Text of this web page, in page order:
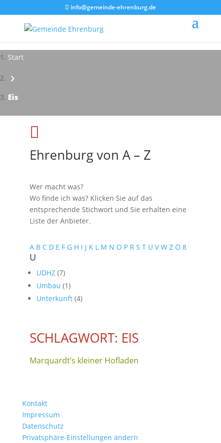
info@gemeinde-ehrenburg.de
Start
›
Eis
Impressionen - Mareike Kranz

Ehrenburg von A – Z
Wer macht was?
Wo finde ich was? Klicken Sie auf das
entsprechende Stichwort und Sie erhalten eine
Liste der Anbieter.
A B C D E F G H I J K L M N O P R S T U V W Z Ö 8
U
UDHZ (7)
Umbau (1)
Unterkunft (4)
SCHLAGWORT: EIS
Marquardt’s kleiner Hofladen
Kontakt
Impressum
Datenschutz
Privatsphäre-Einstellungen ändern